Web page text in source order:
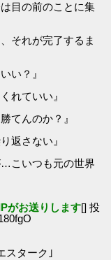
目の前のことに集
それが完了するま
い？』
れていい』
てんのか？』
返さない』
こいつも元の世界
がお送りします[] 投
スターク｣